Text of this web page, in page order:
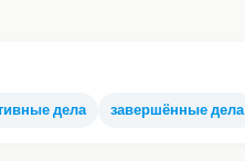
дела завершённые дела